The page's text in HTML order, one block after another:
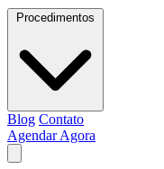
Blog Contato
Agendar Agora